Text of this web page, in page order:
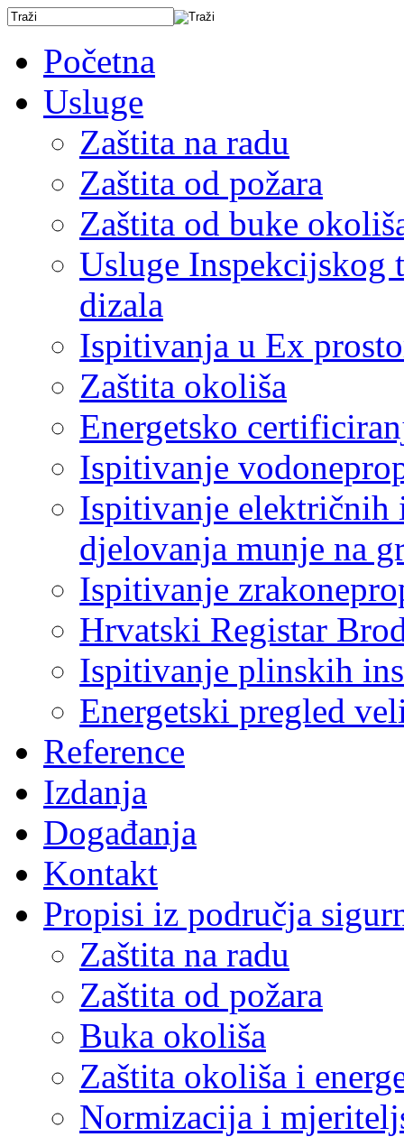
Početna
Usluge
Zaštita na radu
Zaštita od požara
Zaštita od buke
Usluge Inspekcijskog
dizala
Ispitivanja u Ex
Zaštita okoliša
Energetsko
Ispitivanje
Ispitivanje električnih
djelovanja munje na
Ispitivanje
Hrvatski Registar
Ispitivanje plinskih
Energetski pregled
Reference
Izdanja
Događanja
Kontakt
Propisi iz područja
Zaštita na radu
Zaštita od požara
Buka okoliša
Zaštita okoliša i
Normizacija i